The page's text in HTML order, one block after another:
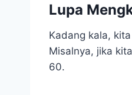
Lupa
Kadang kala,
Misalnya, jika
60.